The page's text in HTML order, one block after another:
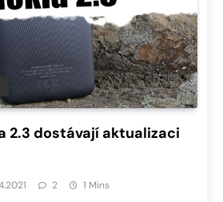
2.3 dostávají aktualizaci
2 1 Mins